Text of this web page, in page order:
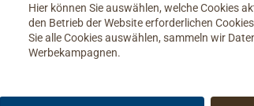
Hier können Sie auswählen, welche Cookies
den Betrieb der Website erforderlichen
Sie alle Cookies auswählen, sammeln wir
Werbekampagnen.